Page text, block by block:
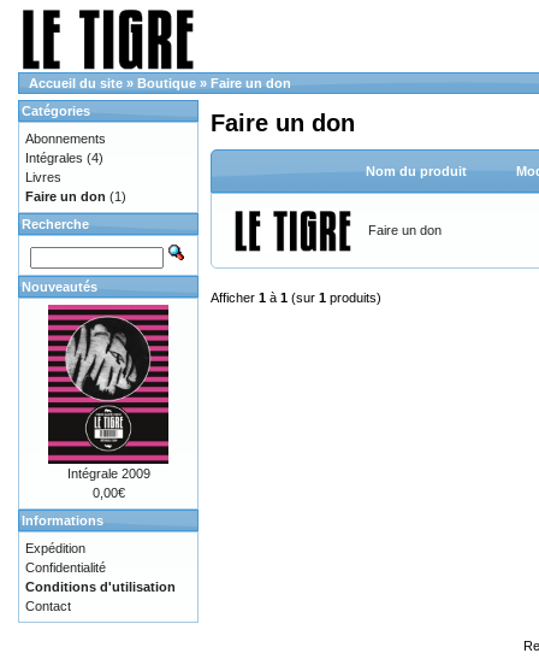
Accueil du site » Boutique » Faire un don
Faire un don
Nom du produit
Faire un don
Afficher 1 à 1 (sur 1 produits)
Catégories
Abonnements
Intégrales (4)
Livres
Faire un don (1)
Recherche
Nouveautés
Intégrale 2009
0,00€
Informations
Expédition
Confidentialité
Conditions d'utilisation
Contact